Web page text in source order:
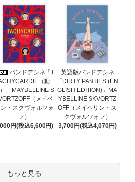
バンドデシネ「T
（動
」MAYBELLINE S
（メイベ
ン・スクヴォルツォ
フ）
円(税込6,600円)
英語版バンドデシネ
「DIRTY PANTIES (EN
GLISH EDITION)」MA
YBELLINE SKVORTZ
OFF（メイベリン・ス
クヴォルツォフ）
3,700円(税込4,070円)
もっと見る